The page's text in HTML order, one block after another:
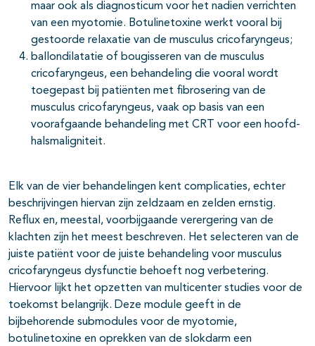
maar ook als diagnosticum voor het nadien verrichten
van een myotomie. Botulinetoxine werkt vooral bij
gestoorde relaxatie van de musculus cricofaryngeus;
ballondilatatie of bougisseren van de musculus
cricofaryngeus, een behandeling die vooral wordt
toegepast bij patiënten met fibrosering van de
musculus cricofaryngeus, vaak op basis van een
voorafgaande behandeling met CRT voor een hoofd-
halsmaligniteit.
Elk van de vier behandelingen kent complicaties, echter
beschrijvingen hiervan zijn zeldzaam en zelden ernstig.
Reflux en, meestal, voorbijgaande verergering van de
klachten zijn het meest beschreven. Het selecteren van de
juiste patiënt voor de juiste behandeling voor musculus
cricofaryngeus dysfunctie behoeft nog verbetering.
Hiervoor lijkt het opzetten van multicenter studies voor de
toekomst belangrijk. Deze module geeft in de
bijbehorende submodules voor de myotomie,
botulinetoxine en oprekken van de slokdarm een